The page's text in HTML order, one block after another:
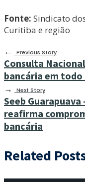
Fonte: Sindicato
Curitiba e região
←
Previous Story
Consulta
bancária em todo
→ Next Story
Seeb
reafirma
bancária
Related